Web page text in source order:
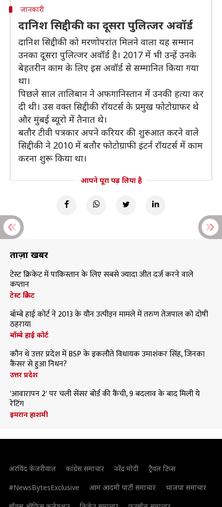
जानकारी
दानिश सिद्दीकी का दूसरा पुलित्जर अवॉर्ड
दानिश सिद्दीकी को मरणोपरांत मिलने वाला यह सम्मान
उनका दूसरा पुलित्जर अवॉर्ड है। 2017 में भी उन्हें उनके
बेहतरीन काम के लिए इस अवॉर्ड से सम्मानित किया गया
था।
पिछले साल तालिबान ने अफगानिस्तान में उनकी हत्या कर
दी थी। उस वक्त सिद्दीकी रॉयटर्स के प्रमुख फोटोग्राफर थे
और मुंबई ब्यूरो में तैनात थे।
बतौर टीवी पत्रकार अपने करियर की शुरुआत करने वाले
सिद्दीकी ने 2010 में बतौर फोटोग्राफी इंटर्न रॉयटर्स में काम
करना शुरू किया था।
आपने पूरा पढ़ लिया है
ताज़ा खबरें
टेस्ट क्रिकेट में पाकिस्तान के लिए सबसे ज्यादा जीत दर्ज करने वाले
कप्तान
टेस्ट क्रिकेट
बॉम्बे हाई कोर्ट ने 2013 के यौन उत्पीड़न मामले में तरुण तेजपाल को दोषी
ठहराया
बॉम्बे हाई कोर्ट
कौन थे उत्तर प्रदेश में BSP के इकलौते विधायक उमाशंकर सिंह, जिनका
कैंसर से हुआ निधन?
उत्तर प्रदेश
'आवारापन 2' पर चली सेंसर बोर्ड की कैंची, 9 बदलाव के बाद मिली ये
रेटिंग
इमरान हाशमी
अरविंद केजरीवाल कांग्रेस समाचार नरेंद्र मोदी
ट्रैवल टिप्स
#NewsBytesExclusive
आम आदमी पार्टी समाचार
भाजपा समाचार